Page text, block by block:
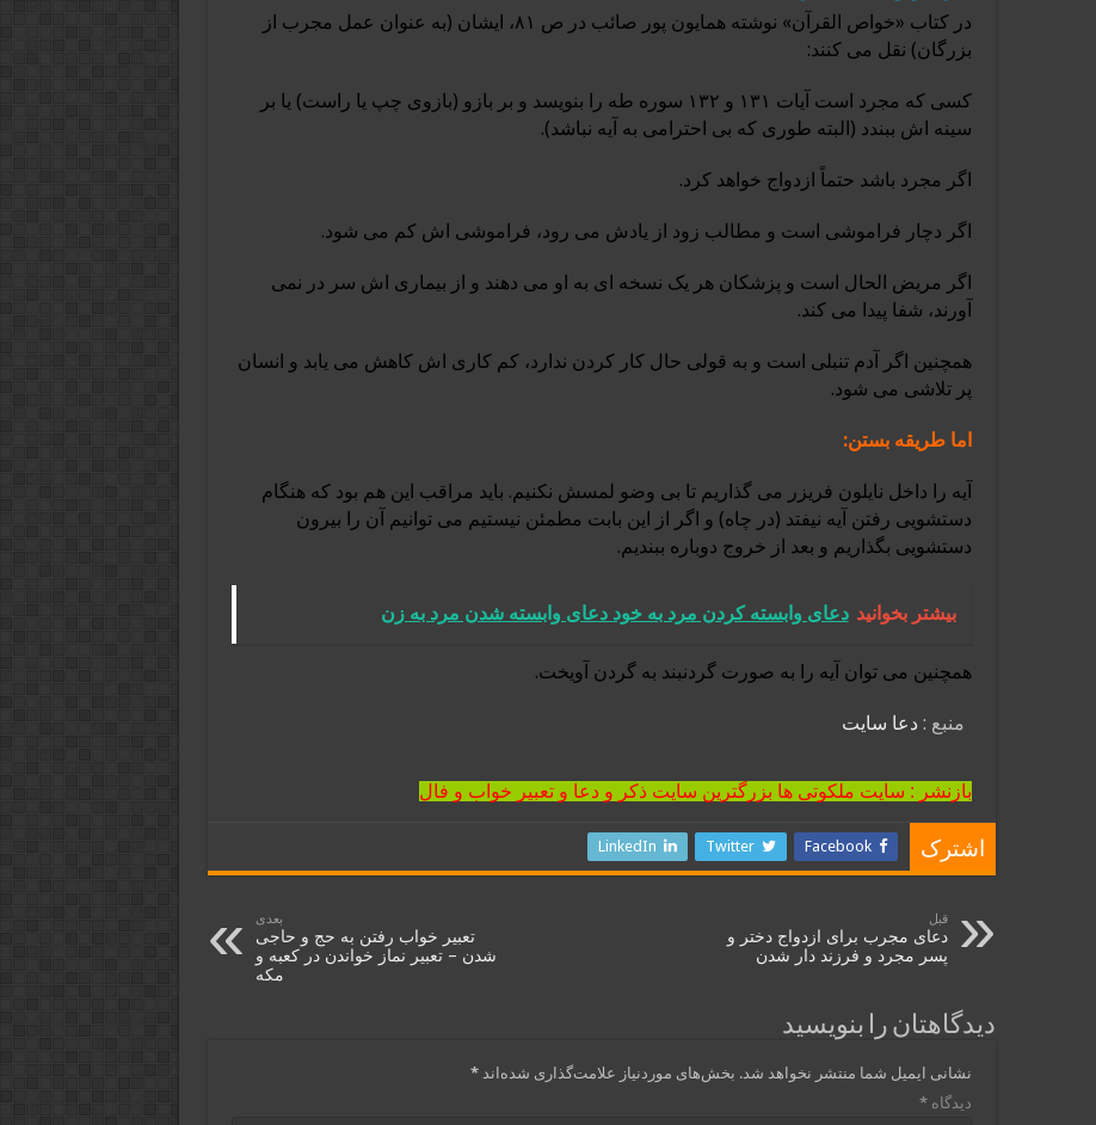
در کتاب «خواص القرآن» نوشته همایون پور صائب در ص ۸۱، ایشان (به عنوان عمل مجرب از
بزرگان) نقل می کنند:
کسی که مجرد است آیات ۱۳۱ و ۱۳۲ سوره طه را بنویسد و بر بازو (بازوی چپ یا راست) یا بر
سینه اش ببندد (البته طوری که بی احترامی به آیه نباشد).
اگر مجرد باشد حتماً ازدواج خواهد کرد.
اگر دچار فراموشی است و مطالب زود از یادش می رود، فراموشی اش کم می شود.
اگر مریض الحال است و پزشکان هر یک نسخه ای به او می دهند و از بیماری اش سر در نمی
آورند، شفا پیدا می کند.
همچنین اگر آدم تنبلی است و به قولی حال کار کردن ندارد، کم کاری اش کاهش می یابد و انسان
پر تلاشی می شود.
اما طریقه بستن:
آیه را داخل نایلون فریزر می گذاریم تا بی وضو لمسش نکنیم. باید مراقب این هم بود که هنگام
دستشویی رفتن آیه نیفتد (در چاه) و اگر از این بابت مطمئن نیستیم می توانیم آن را بیرون
دستشویی بگذاریم و بعد از خروج دوباره ببندیم.
بیشتر بخوانید دعای وابسته كردن مرد به خود دعای وابسته شدن مرد به زن
همچنین می توان آیه را به صورت گردنبند به گردن آویخت.
منبع :دعا سایت
بازنشر : سایت ملکوتی ها بزرگترین سایت ذکر و دعا و تعبیر خواب و فال
اشترک Facebook
Twitter
LinkedIn
قبل
دعای مجرب برای ازدواج دختر و
پسر مجرد و فرزند دار شدن
بعدی
تعبیر خواب رفتن به حج و حاجی
شدن – تعبیر نماز خواندن در کعبه و
مکه
دیدگاهتان را بنویسید
نشانی ایمیل شما منتشر نخواهد شد. بخش‌های موردنیاز علامت‌گذاری شده‌اند*
دیدگاه*